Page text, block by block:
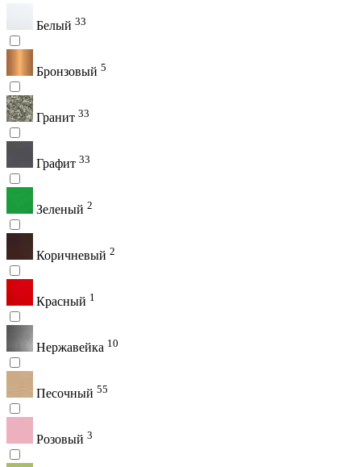
Белый 33
Бронзовый 5
Гранит 33
Графит 33
Зеленый 2
Коричневый 2
Красный 1
Нержавейка 10
Песочный 55
Розовый 3